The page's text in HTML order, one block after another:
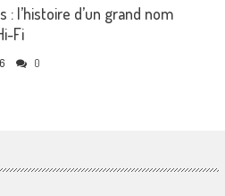
: l’histoire d’un grand nom
Fi
0